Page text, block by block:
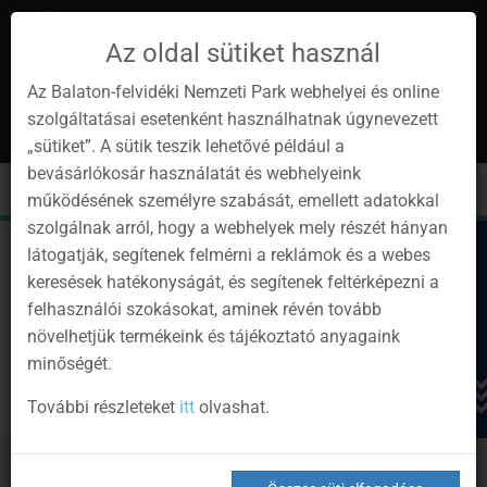
Instagram
YoutubeFacebookProgramok
Hírlevél
hu
Toggle
cart
Toggle
navigation
Bejelentkezés
Az oldal sütiket használ
Az Balaton-felvidéki Nemzeti Park webhelyei és online
szolgáltatásai esetenként használhatnak úgynevezett
„sütiket”. A sütik teszik lehetővé például a
bevásárlókosár használatát és webhelyeink
működésének személyre szabását, emellett adatokkal
szolgálnak arról, hogy a webhelyek mely részét hányan
látogatják, segítenek felmérni a reklámok és a webes
keresések hatékonyságát, és segítenek feltérképezni a
felhasználói szokásokat, aminek révén tovább
növelhetjük termékeink és tájékoztató anyagaink
minőségét.
További részleteket ittolvashat.